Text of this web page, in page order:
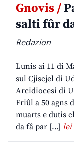
Gnovis /
salti fûr
Redazion
Lunis ai 11 di
sul Cjiscjel di
Arcidiocesi di
Friûl a 50 agns
muarts e dutis
da fâ par […] lei